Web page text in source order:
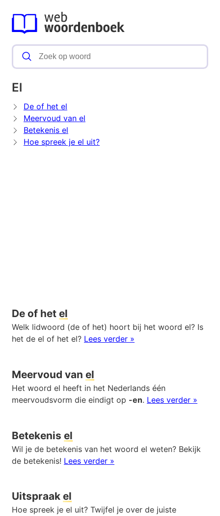
El
De of het el
Meervoud van el
Betekenis el
Hoe spreek je el uit?
De of het el
Welk lidwoord (de of het) hoort bij het woord el? Is
het de el of het el? Lees verder »
Meervoud van el
Het woord el heeft in het Nederlands één
meervoudsvorm die eindigt op -en. Lees verder »
Betekenis el
Wil je de betekenis van het woord el weten? Bekijk
de betekenis! Lees verder »
Uitspraak el
Hoe spreek je el uit? Twijfel je over de juiste